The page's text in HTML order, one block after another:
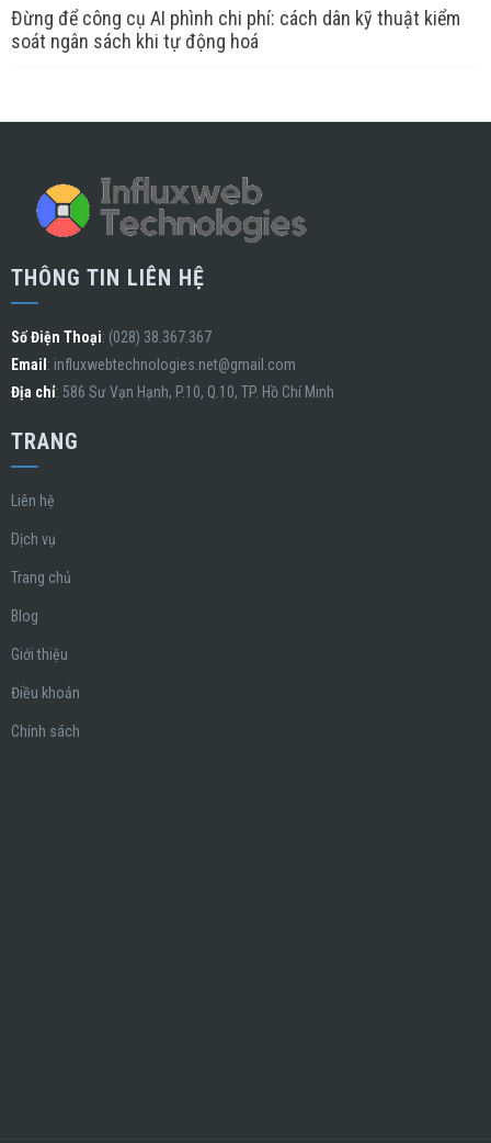
Đừng để công cụ AI phình chi phí: cách dân kỹ thuật kiểm
soát ngân sách khi tự động hoá
THÔNG TIN LIÊN HỆ
Số Điện Thoại: (028) 38.367.367
Email : influxwebtechnologies.net@gmail.com
Địa chỉ: 586 Sư Vạn Hạnh, P.10, Q.10, TP. Hồ Chí Minh
TRANG
Liên hệ
Dịch vụ
Trang chủ
Blog
Giới thiệu
Điều khoản
Chính sách